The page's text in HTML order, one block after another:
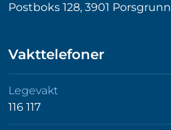
Postboks 128, 3901 Porsgrunn
Vakttelefoner
Legevakt
116 117